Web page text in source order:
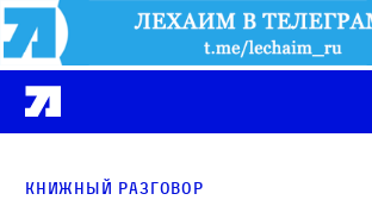
Книжный разговор